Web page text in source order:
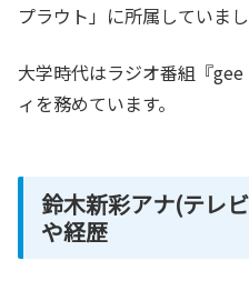
プラウト」に所属していまし
大学時代はラジオ番組『
ィを務めています。
鈴木新彩アナ(テレ
や経歴